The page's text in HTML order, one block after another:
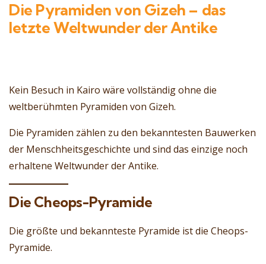
Die Pyramiden von Gizeh – das
letzte Weltwunder der Antike
Kein Besuch in Kairo wäre vollständig ohne die
weltberühmten Pyramiden von Gizeh.
Die Pyramiden zählen zu den bekanntesten Bauwerken
der Menschheitsgeschichte und sind das einzige noch
erhaltene Weltwunder der Antike.
Die Cheops-Pyramide
Die größte und bekannteste Pyramide ist die Cheops-
Pyramide.